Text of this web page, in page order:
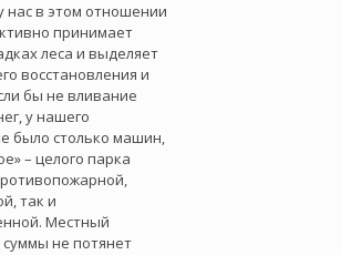
нас в этом отношении
принимает
леса и выделяет
восстановления и
бы не вливание
у нашего
было столько машин,
– целого парка
так и
Местный
не потянет